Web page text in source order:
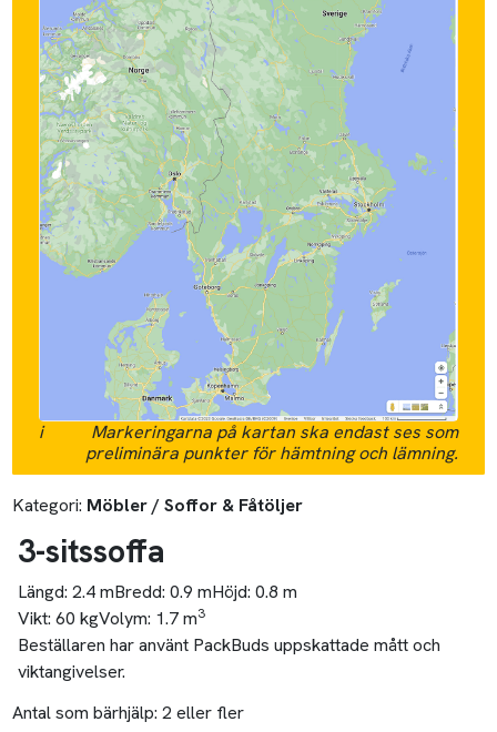
i
Markeringarna på kartan ska endast ses som
preliminära punkter för hämtning och lämning.
Kategori: Möbler / Soffor & Fåtöljer
3-sitssoffa
Längd: 2.4 mBredd: 0.9 mHöjd: 0.8 m
Vikt: 60 kgVolym: 1.7 m3
Beställaren har använt PackBuds uppskattade mått och
viktangivelser.
Antal som bärhjälp: 2 eller fler